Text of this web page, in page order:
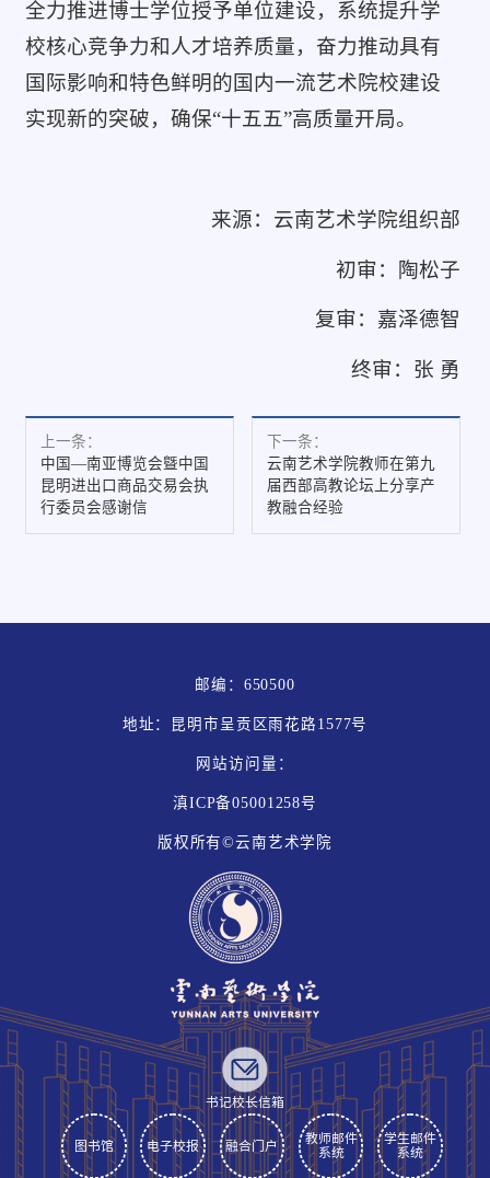
全力推进博士学位授予单位建设，系统提升学
校核心竞争力和人才培养质量，奋力推动具有
国际影响和特色鲜明的国内一流艺术院校建设
实现新的突破，确保“十五五”高质量开局。
来源：云南艺术学院组织部
初审：陶松子
复审：嘉泽德智
终审：张 勇
上一条：
中国—南亚博览会曁中国
昆明进出口商品交易会执
行委员会感谢信
下一条：
云南艺术学院教师在第九
届西部高教论坛上分享产
教融合经验
邮编：650500
地址：昆明市呈贡区雨花路1577号
网站访问量：
滇ICP备05001258号
版权所有©云南艺术学院
书记校长信箱
图书馆 电子校报 融合门户
教师邮件
系统
学生邮件
系统